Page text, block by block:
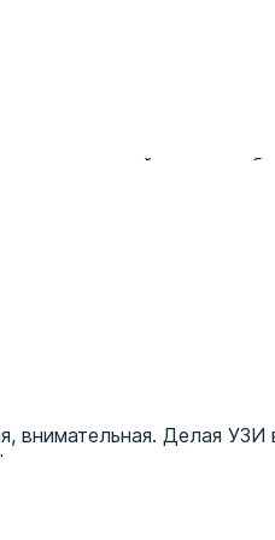
в другой клинике
при ответах на
внимательная. Делая